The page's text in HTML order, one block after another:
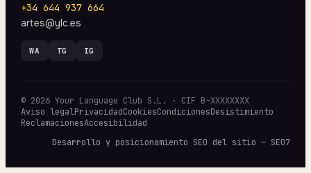
+34 644 937 664
artes@ylc.es
WA TG IG
© 2026 Your Language Club S.L. · CIF B-XXXXXXXX
Aviso legalPrivacidadCookiesCondicionesDesistimiento
ReclamacionesAccesibilidad
Desarrollo y posicionamiento SEO del sitio — SEO7